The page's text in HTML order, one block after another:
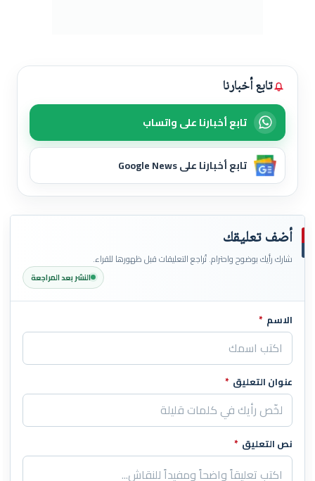
تابع أخبارنا
تابع أخبارنا على واتساب
تابع أخبارنا على Google News
أضف تعليقك
شارك رأيك بوضوح واحترام. تُراجع التعليقات قبل ظهورها للقراء.
النشر بعد المراجعة
اترك هذا الحقل فارغاً
الاسم *
عنوان التعليق *
نص التعليق *